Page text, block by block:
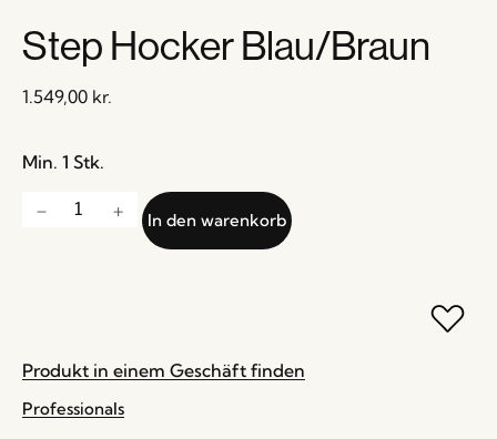
Step Hocker Blau/Braun
1.549,00 kr.
Min. 1 Stk.
In den warenkorb
Produkt in einem Geschäft finden
Professionals